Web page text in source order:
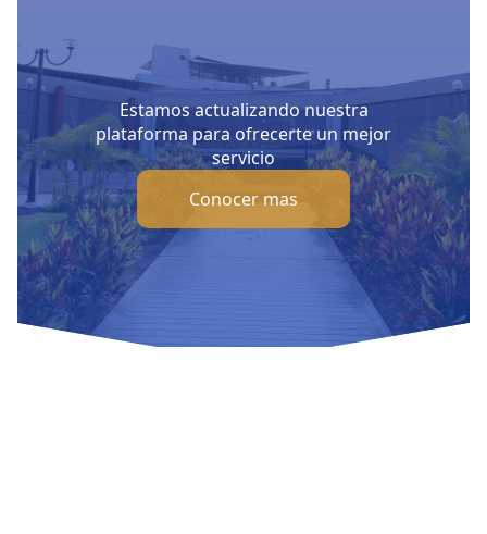
Estamos actualizando nuestra
plataforma para ofrecerte un mejor
servicio
Conocer mas